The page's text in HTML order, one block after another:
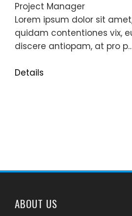
Project Manager
Lorem ipsum dolor sit
quidam contentiones vix,
discere antiopam, at pro
Details
ABOUT US